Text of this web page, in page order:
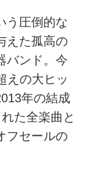
う圧倒的な
えた孤高の
バンド。今
えの大ヒッ
年の結成
た全楽曲と
フセールの